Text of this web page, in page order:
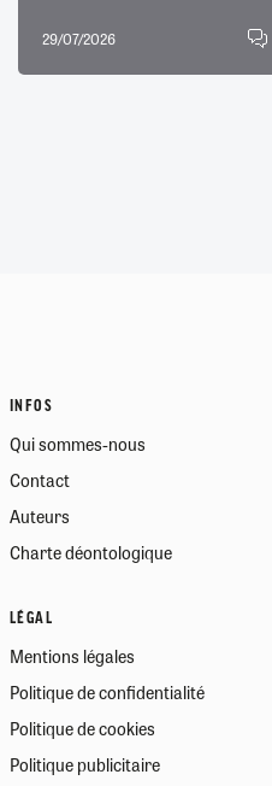
29/07/2026
INFOS
Qui sommes-nous
Contact
Auteurs
Charte déontologique
LÉGAL
Mentions légales
Politique de confidentialité
Politique de cookies
Politique publicitaire